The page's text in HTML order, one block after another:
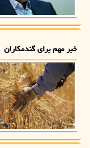
خبر مهم برای گندمکاران